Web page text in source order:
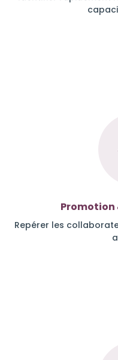
Promotion
Repérer les